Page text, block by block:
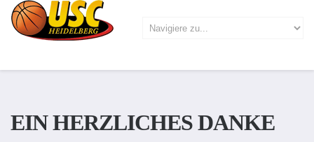
EIN HERZLICHES DANKE